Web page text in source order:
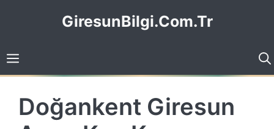
GiresunBilgi.Com.Tr
Doğankent Giresun